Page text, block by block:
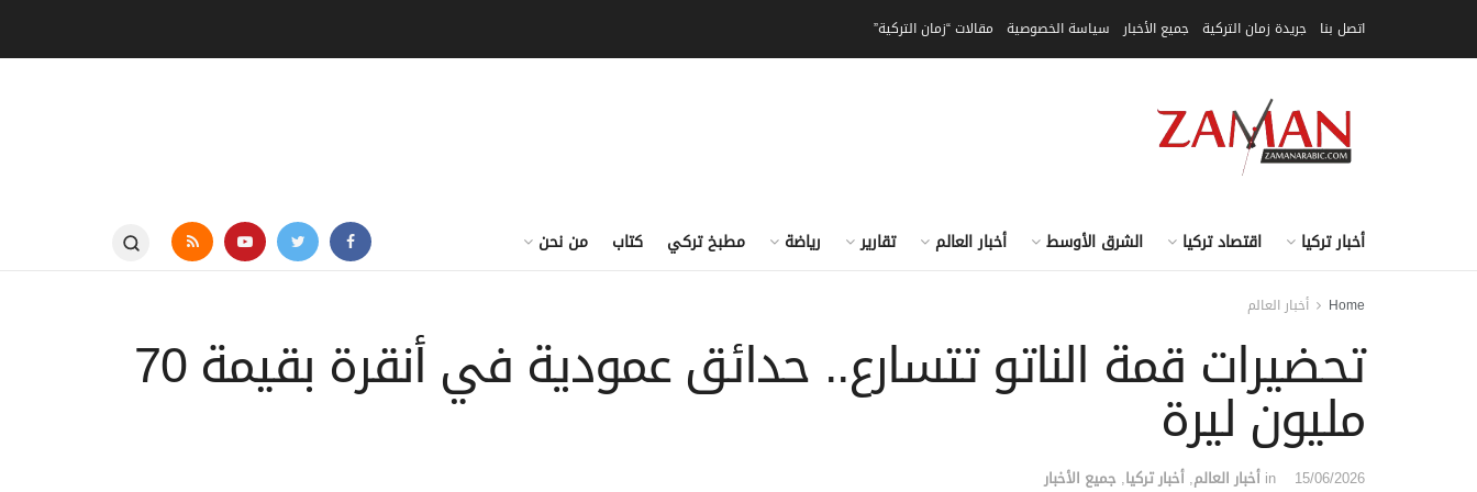
اتصل بنا جريدة زمان التركية جميع الأخبار سياسة الخصوصية مقالات “زمان التركية”
أخبار تركيا اقتصاد تركيا الشرق الأوسط أخبار العالم تقارير رياضة مطبخ تركي كتاب من نحن
Home أخبار العالم
تحضيرات قمة الناتو تتسارع.. حدائق عمودية في أنقرة بقيمة 70
مليون ليرة
15/06/2026
in أخبار العالم, أخبار تركيا, جميع الأخبار